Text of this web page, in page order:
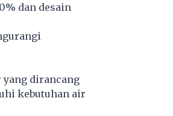
dan desain
yang dirancang
kebutuhan air